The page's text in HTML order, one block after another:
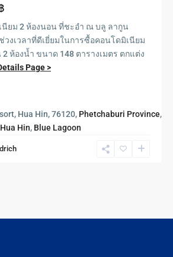
ยม 2 ห้องนอน ที่ชะอำ ณ บลู ลากูน
วงเวลาที่ดีเยี่ยมในการซื้อคอนโดมิเนียม
ห้องน้ำ ขนาด 148 ตารางเมตร ตกแต่ง
Page >
Hua Hin, 76120, Phetchaburi Province,
Hua Hin, Blue Lagoon